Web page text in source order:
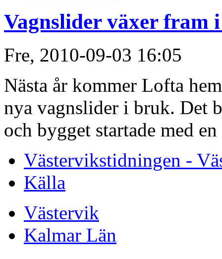
Vagnslider växer fram
Fre, 2010-09-03 16:05
Nästa år kommer Lofta
nya vagnslider i bruk. Det
och bygget startade med
Västervikstidningen -
Källa
Västervik
Kalmar Län